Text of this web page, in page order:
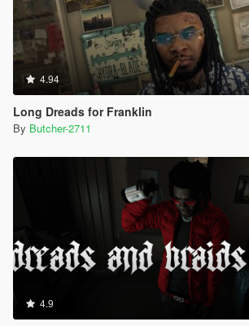
4.94
Long Dreads for Franklin
By Butcher-2711
4.9